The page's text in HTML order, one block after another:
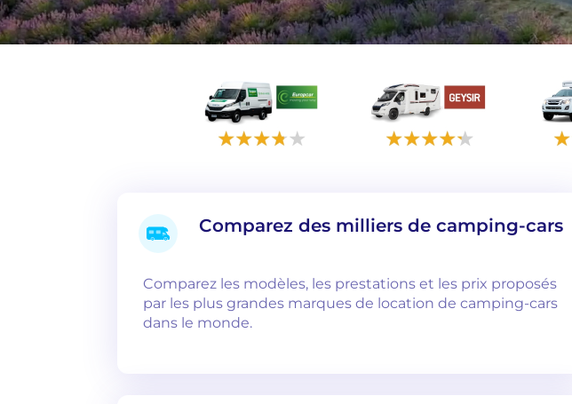
Comparez des milliers de camping-cars
Comparez les modèles, les prestations et les prix proposés
par les plus grandes marques de location de camping-cars
dans le monde.